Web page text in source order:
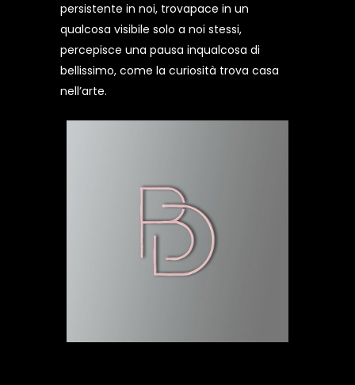
persistente in noi, trovapace in un
qualcosa visibile solo a noi stessi,
percepisce una pausa inqualcosa di
bellissimo, come la curiosità trova casa
nell’arte.